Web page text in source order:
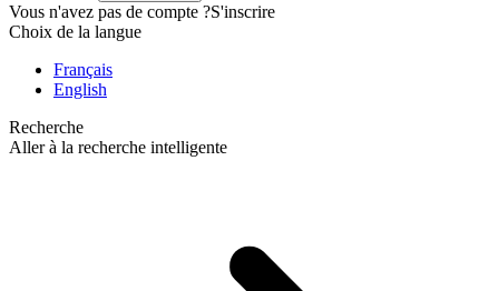
Vous n'avez pas de compte ?S'inscrire
Choix de la langue
Français
English
Recherche
Aller à la recherche intelligente